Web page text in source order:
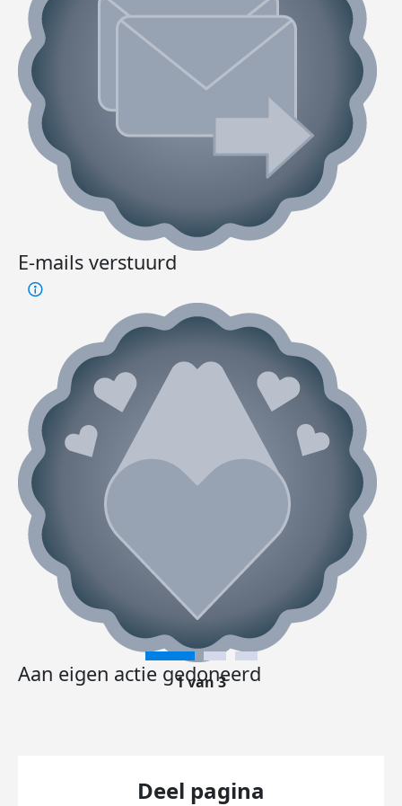
E-mails verstuurd
Aan eigen actie gedoneerd
1 van 3
Deel pagina